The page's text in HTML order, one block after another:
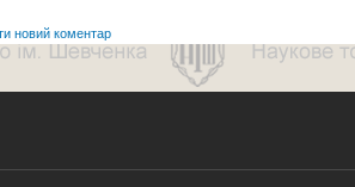
новий коментар